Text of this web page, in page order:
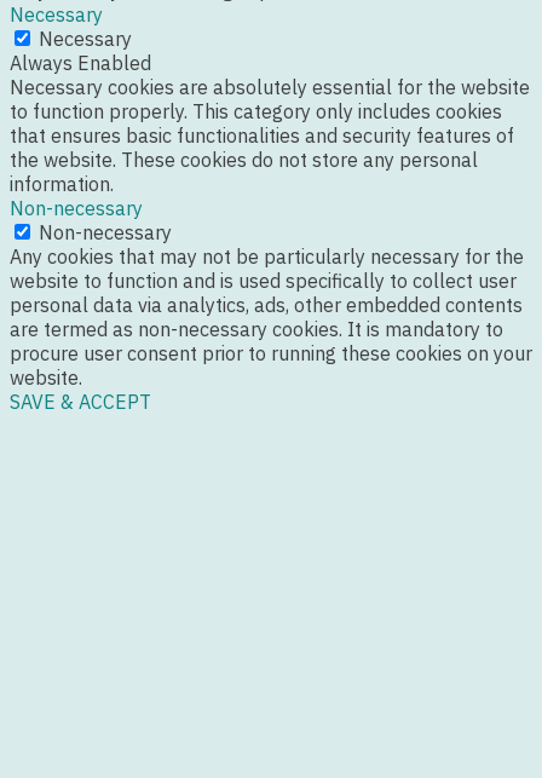
Necessary
Necessary
Always Enabled
Necessary cookies are absolutely essential for the website
to function properly. This category only includes cookies
that ensures basic functionalities and security features of
the website. These cookies do not store any personal
information.
Non-necessary
Non-necessary
Any cookies that may not be particularly necessary for the
website to function and is used specifically to collect user
personal data via analytics, ads, other embedded contents
are termed as non-necessary cookies. It is mandatory to
procure user consent prior to running these cookies on your
website.
SAVE & ACCEPT